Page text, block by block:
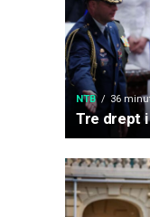
NTB 36
Tre drept i